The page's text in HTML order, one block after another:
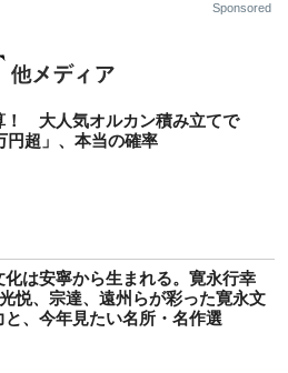
Sponsored
！ 大人気オルカン積み立てで
円超」、本当の確率
化は安寧から生まれる。寛永行幸
悦、宗達、遠州らが彩った寛永文
と、今年見たい名所・名作選